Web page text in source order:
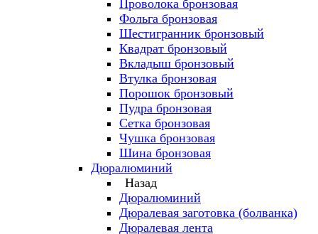
Проволока бронзовая
Фольга бронзовая
Шестигранник бронзовый
Квадрат бронзовый
Вкладыш бронзовый
Втулка бронзовая
Порошок бронзовый
Пудра бронзовая
Сетка бронзовая
Чушка бронзовая
Шина бронзовая
Дюралюминий
Назад
Дюралюминий
Дюралевая заготовка (болванка)
Дюралевая лента